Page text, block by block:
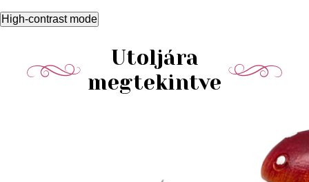
High-contrast mode
Utoljára
megtekintve